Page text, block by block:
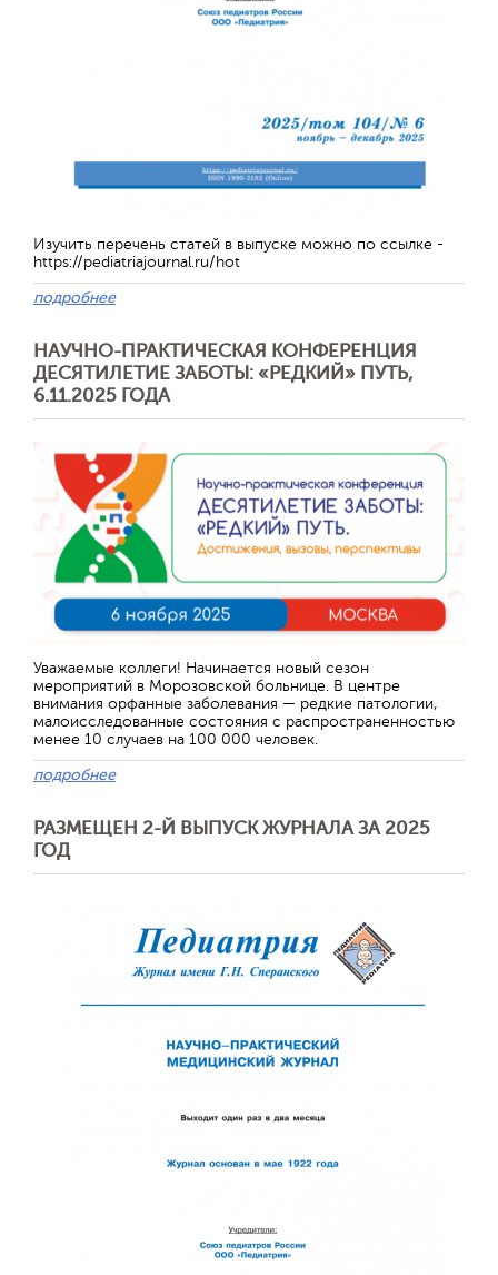
Изучить перечень статей в выпуске можно по ссылке -
https://pediatriajournal.ru/hot
подробнее
НАУЧНО-ПРАКТИЧЕСКАЯ КОНФЕРЕНЦИЯ
ДЕСЯТИЛЕТИЕ ЗАБОТЫ: «РЕДКИЙ» ПУТЬ,
6.11.2025 ГОДА
Уважаемые коллеги! Начинается новый сезон
мероприятий в Морозовской больнице. В центре
внимания орфанные заболевания — редкие патологии,
малоисследованные состояния с распространенностью
менее 10 случаев на 100 000 человек.
подробнее
РАЗМЕЩЕН 2-Й ВЫПУСК ЖУРНАЛА ЗА 2025
ГОД